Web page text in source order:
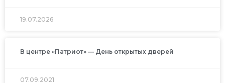
19.07.2026
В центре «Патриот» — День открытых дверей
07.09.2021